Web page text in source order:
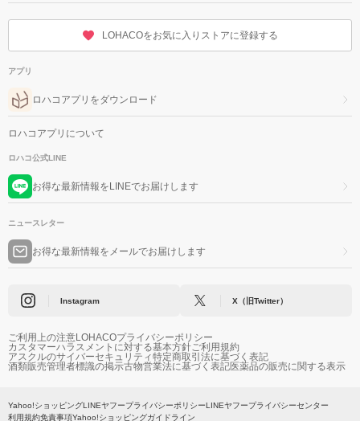
LOHACOをお気に入りストアに登録する
アプリ
ロハコアプリをダウンロード
ロハコアプリについて
ロハコ公式LINE
お得な最新情報をLINEでお届けします
ニュースレター
お得な最新情報をメールでお届けします
Instagram X（旧Twitter）
ご利用上の注意LOHACOプライバシーポリシー
カスタマーハラスメントに対する基本方針ご利用規約
アスクルのサイバーセキュリティ特定商取引法に基づく表記
酒類販売管理者標識の掲示古物営業法に基づく表記医薬品の販売に関する表示
Yahoo!ショッピングLINEヤフープライバシーポリシーLINEヤフープライバシーセンター
利用規約免責事項Yahoo!ショッピングガイドライン